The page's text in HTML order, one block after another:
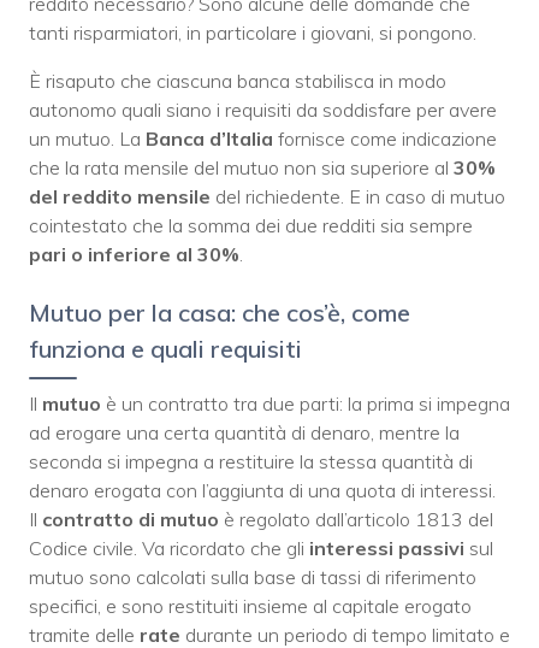
tanti risparmiatori, in particolare i giovani, si pongono.
È risaputo che ciascuna banca stabilisca in modo
autonomo quali siano i requisiti da soddisfare per avere
un mutuo. La Banca d’Italia fornisce come indicazione
che la rata mensile del mutuo non sia superiore al 30%
del reddito mensile del richiedente. E in caso di mutuo
cointestato che la somma dei due redditi sia sempre
pari o inferiore al 30%
Mutuo per la casa: che cos’è, come
funziona e quali requisiti
Il mutuo è un contratto tra due parti: la prima si impegna
ad erogare una certa quantità di denaro, mentre la
seconda si impegna a restituire la stessa quantità di
denaro erogata con l’aggiunta di una quota di interessi.
Il contratto di mutuo è regolato dall’articolo 1813 del
Codice civile. Va ricordato che gli interessi passivi sul
mutuo sono calcolati sulla base di tassi di riferimento
specifici, e sono restituiti insieme al capitale erogato
tramite delle rate durante un periodo di tempo limitato e